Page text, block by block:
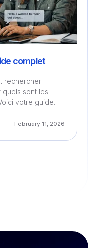
complet
rechercher
quels sont les
votre guide.
February 11, 2026